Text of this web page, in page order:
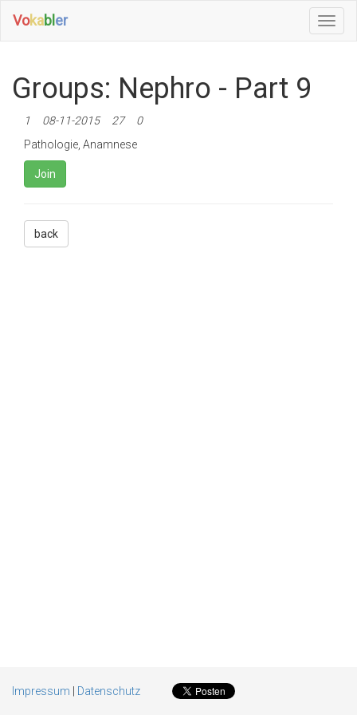
Vokabl er
Groups: Nephro - Part 9
1 08-11-2015 27
0
Pathologie, Anamnese
Join
back
Impressum Datenschutz